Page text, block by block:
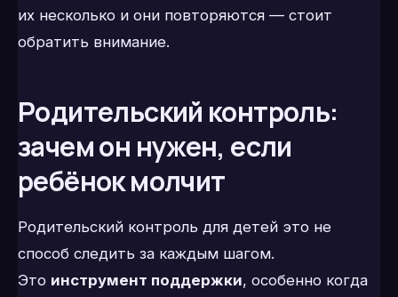
их несколько и они повторяются — стоит
обратить внимание.
Родительский контроль:
зачем он нужен, если
ребёнок молчит
Родительский контроль для детей это не
способ следить за каждым шагом.
Это инструмент поддержки, особенно когда